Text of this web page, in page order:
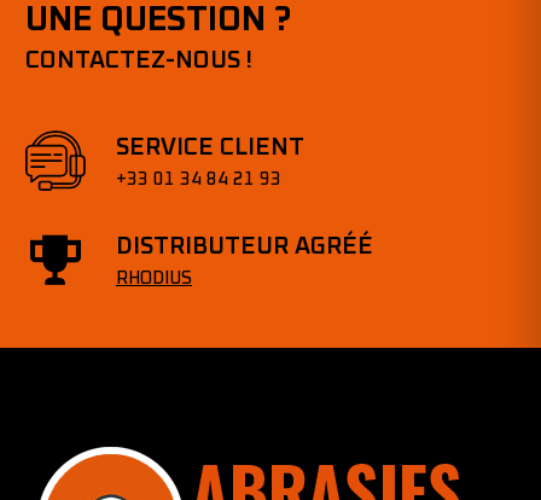
UNE QUESTION ?
CONTACTEZ-NOUS !
SERVICE CLIENT
+33 01 34 84 21 93
DISTRIBUTEUR AGRÉÉ
RHODIUS